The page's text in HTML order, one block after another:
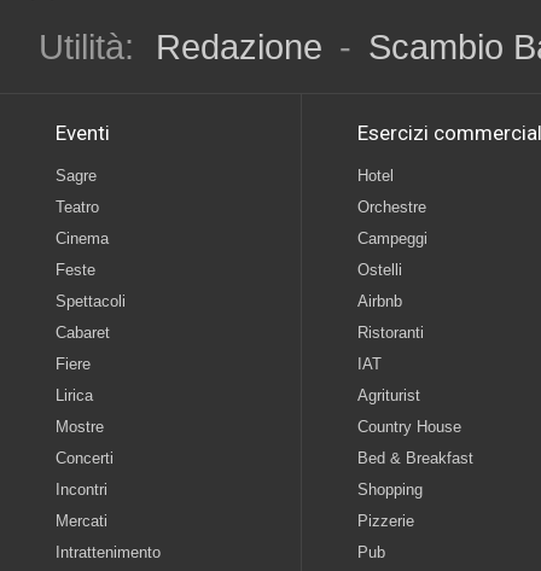
Utilità:
Redazione - Scambio
Eventi
Sagre
Teatro
Cinema
Feste
Spettacoli
Cabaret
Fiere
Lirica
Mostre
Concerti
Incontri
Mercati
Intrattenimento
Esercizi
Hotel
Orchestre
Campeggi
Ostelli
Airbnb
Ristoranti
IAT
Agriturist
Country House
Bed & Breakfast
Shopping
Pizzerie
Pub